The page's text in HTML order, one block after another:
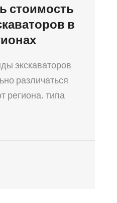
стоимость
в
экскаваторов
различаться
региона, типа